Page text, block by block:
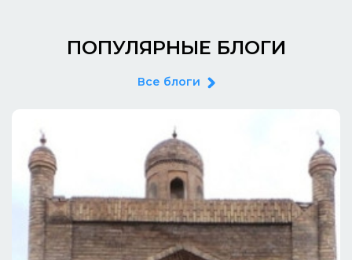
ПОПУЛЯРНЫЕ БЛОГИ
Все блоги